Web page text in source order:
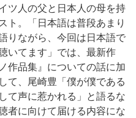
ツ人の父と日本人の母を持
ト。「日本語は普段あまり
りながら、今回は日本語で
いてます」では、最新作
作品集』についての話に加
て、尾崎豊「僕が僕である
て声に惹かれる」と語るな
者に向けて届ける内容にな